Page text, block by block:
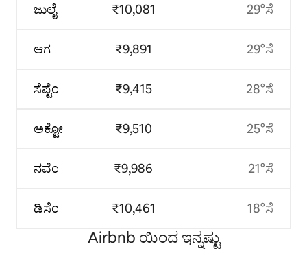
ಜುಲೈ
ಆಗ
ಸೆಪ್ಟೆಂ
ಅಕ್ಟೋ
ನವೆಂ
ಡಿಸೆಂ
₹10,081
₹9,891
₹9,415
₹9,510
₹9,986
₹10,461
29°ಸೆ
29°ಸೆ
28°ಸೆ
25°ಸೆ
21°ಸೆ
18°ಸೆ
Airbnb ಯಿಂದ ಇನ್ನಷ್ಟು